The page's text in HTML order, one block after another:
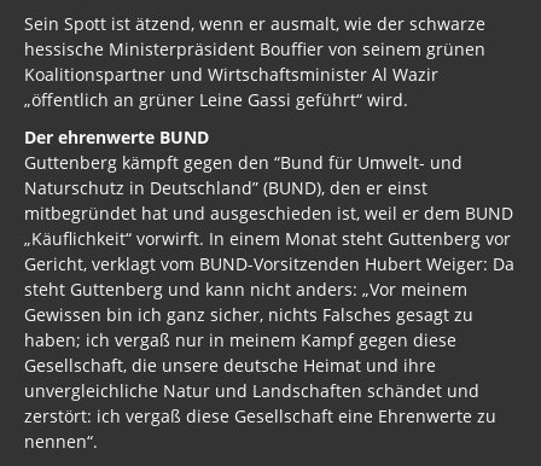
Sein Spott ist ätzend, wenn er ausmalt, wie der schwarze
hessische Ministerpräsident Bouffier von seinem grünen
Koalitionspartner und Wirtschaftsminister Al Wazir
„öffentlich an grüner Leine Gassi geführt“ wird.
Der ehrenwerte BUND
Guttenberg kämpft gegen den “Bund für Umwelt- und
Naturschutz in Deutschland” (BUND), den er einst
mitbegründet hat und ausgeschieden ist, weil er dem BUND
„Käuflichkeit“ vorwirft. In einem Monat steht Guttenberg vor
Gericht, verklagt vom BUND-Vorsitzenden Hubert Weiger: Da
steht Guttenberg und kann nicht anders: „Vor meinem
Gewissen bin ich ganz sicher, nichts Falsches gesagt zu
haben; ich vergaß nur in meinem Kampf gegen diese
Gesellschaft, die unsere deutsche Heimat und ihre
unvergleichliche Natur und Landschaften schändet und
zerstört: ich vergaß diese Gesellschaft eine Ehrenwerte zu
nennen“.